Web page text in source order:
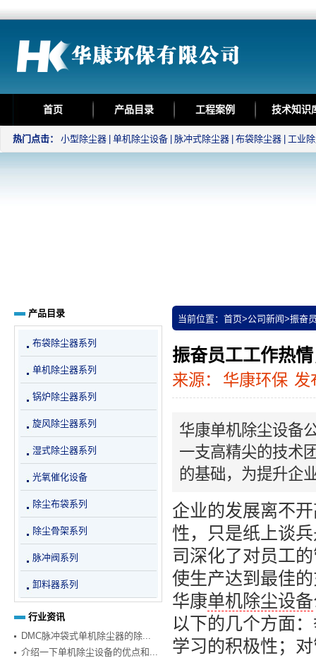
首页 产品目录 工程案例 技术知识
热门点击： 小型除尘器 单机除尘设备 脉冲式除尘器 布袋除尘器 工业
当前位置： 首页>公司新闻>振奋
振奋员工工作热
来源： 华康环保 发
华康单机除尘设备
一支高精尖的技术
的基础，为提升企
企业的发展离不
性，只是纸上谈
司深化了对员工
使生产达到最佳
华康单机除尘设备
以下的几个方面
学习的积极性；
产品目录
布袋除尘器系列
单机除尘器系列
锅炉除尘器系列
旋风除尘器系列
湿式除尘器系列
光氧催化设备
除尘布袋系列
除尘骨架系列
脉冲阀系列
卸料器系列
行业资讯
DMC脉冲袋式单机除尘器的除...
介绍一下单机除尘设备的优点和...